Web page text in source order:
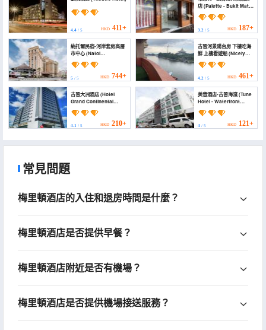
4.4 / 5 HKD 411+
店 (Palette - Bukit Mata
Boutique Hotel)
3.2/ 5 HKD 187+
納托爾民宿-河岸套房高層
市中心 (Natol
Homestay- Riverbank
Suites High Rise City
5 / 5 HKD 744+
古晉河景陽台房 下樓吃海
鮮 上樓看遊船 (Nicely
Riverbank suites 405
@Riverview)
4.2/ 5 HKD 461+
古晉大洲酒店 (Hotel
Grand Continental
Kuching)
4.1 / 5 HKD 210+
美音酒店-古晉海濱 (Tune
Hotel - Waterfront
Kuching)
4/ 5 HKD 121+
常見問題
梅里頓酒店的入住和退房時間是什麼？
梅里頓酒店是否提供早餐？
梅里頓酒店附近是否有機場？
梅里頓酒店是否提供機場接送服務？